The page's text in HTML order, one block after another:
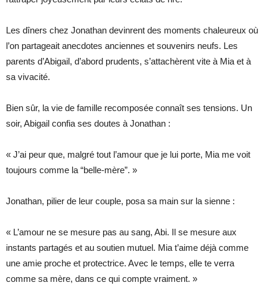
Les dîners chez Jonathan devinrent des moments chaleureux où
l’on partageait anecdotes anciennes et souvenirs neufs. Les
parents d’Abigail, d’abord prudents, s’attachèrent vite à Mia et à
sa vivacité.
Bien sûr, la vie de famille recomposée connaît ses tensions. Un
soir, Abigail confia ses doutes à Jonathan :
« J’ai peur que, malgré tout l’amour que je lui porte, Mia me voit
toujours comme la “belle-mère”. »
Jonathan, pilier de leur couple, posa sa main sur la sienne :
« L’amour ne se mesure pas au sang, Abi. Il se mesure aux
instants partagés et au soutien mutuel. Mia t’aime déjà comme
une amie proche et protectrice. Avec le temps, elle te verra
comme sa mère, dans ce qui compte vraiment. »